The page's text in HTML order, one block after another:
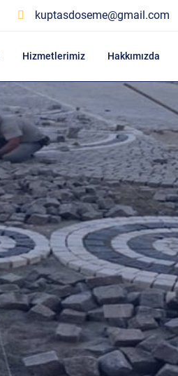
kuptasdoseme@gmail.com
Hizmetlerimiz Hakkımızda